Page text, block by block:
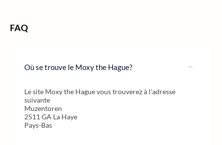
FAQ
Où se trouve le Moxy the Hague?
Le site Moxy the Hague vous trouverez à l'adresse
suivante
Muzentoren
2511 GA La Haye
Pays-Bas